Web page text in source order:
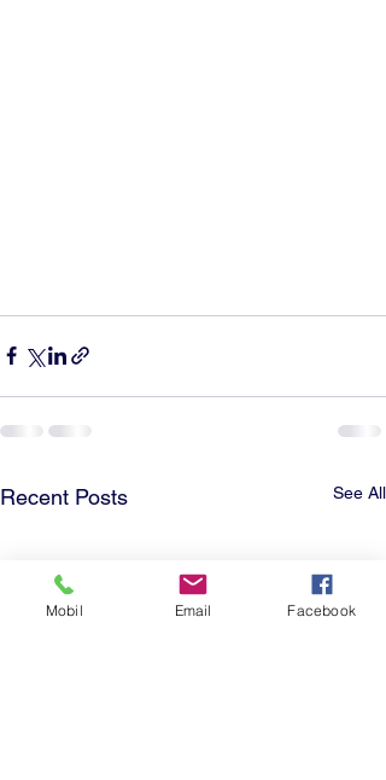
Recent Posts See All
Mobil Email Facebook